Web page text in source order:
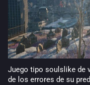
Juego tipo soulslike de
de los errores de su